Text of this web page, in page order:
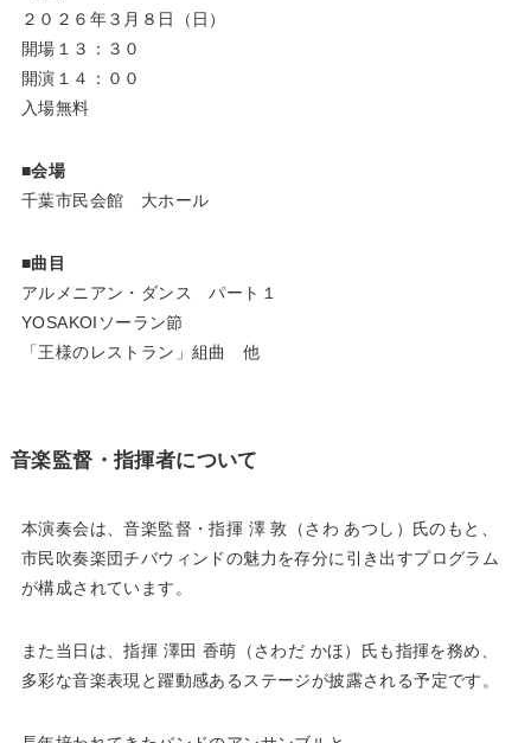
２０２６年３月８日（日）
開場１３：３０
開演１４：００
入場無料
■会場
千葉市民会館 大ホール
■曲目
アルメニアン・ダンス パート１
YOSAKOIソーラン節
「王様のレストラン」組曲 他
音楽監督・指揮者について
本演奏会は、音楽監督・指揮 澤 敦（さわ あつし）氏のもと、
市民吹奏楽団チバウィンドの魅力を存分に引き出すプログラム
が構成されています。
また当日は、指揮 澤田 香萌（さわだ かほ）氏も指揮を務め、
多彩な音楽表現と躍動感あるステージが披露される予定です。